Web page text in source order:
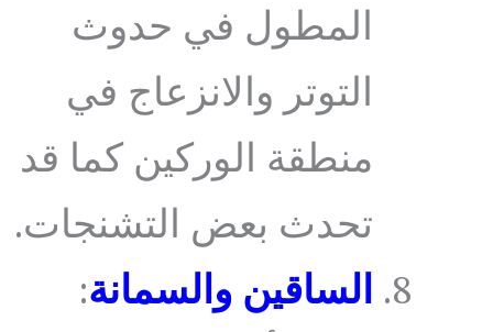
المطول في حدوث
التوتر والانزعاج في
منطقة الوركين كما قد
تحدث بعض التشنجات.
الساقين والسمانة: